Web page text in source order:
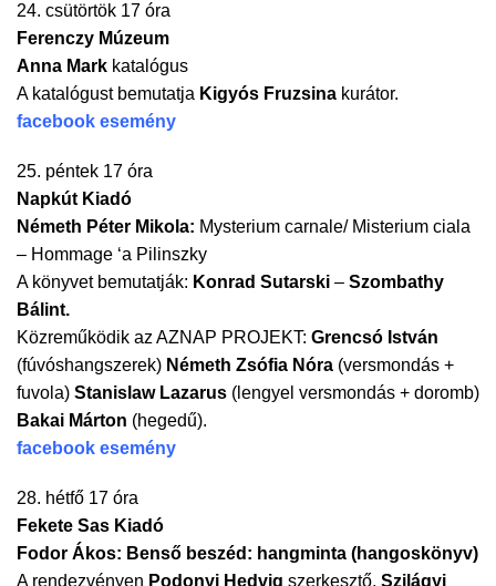
24. csütörtök 17 óra
Ferenczy Múzeum
Anna Mark katalógus
A katalógust bemutatja Kigyós Fruzsina kurátor.
facebook esemény
25. péntek 17 óra
Napkút Kiadó
Németh Péter Mikola: Mysterium carnale/ Misterium ciala
– Hommage ‘a Pilinszky
A könyvet bemutatják: Konrad Sutarski – Szombathy
Bálint.
Közreműködik az AZNAP PROJEKT: Grencsó István
(fúvóshangszerek) Németh Zsófia Nóra (versmondás +
fuvola) Stanislaw Lazarus (lengyel versmondás + doromb)
Bakai Márton (hegedű).
facebook esemény
28. hétfő 17 óra
Fekete Sas Kiadó
Fodor Ákos: Benső beszéd: hangminta (hangoskönyv)
A rendezvényen Podonyi Hedvig szerkesztő, Szilágyi